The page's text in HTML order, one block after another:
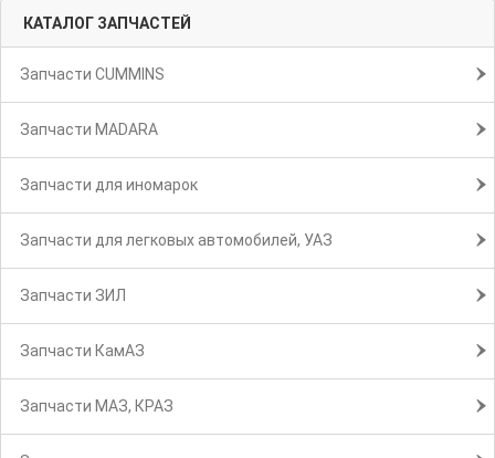
КАТАЛОГ ЗАПЧАСТЕЙ
Запчасти CUMMINS
Запчасти MADARA
Запчасти для иномарок
Запчасти для легковых автомобилей, УАЗ
Запчасти ЗИЛ
Запчасти КамАЗ
Запчасти МАЗ, КРАЗ